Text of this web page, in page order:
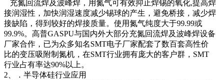
充氮回流焊及波峰焊，用氮气可有效抑止焊锡的氧化,提高焊
接润湿性，加快润湿速度减少锡球的产生，避免桥接，减少焊
接缺陷，得到较好的焊接质量。使用氮气纯度大于99.99或
99.9%。高普GASPU与国内外大部分充氮回流焊及波峰焊设备
厂家合作，已为众多知名SMT电子厂家配套了数百套高性价
比的变压吸附制氮机，在SMT行业拥有庞大的客户群，SMT
行业占有率达90%以上。
2、．半导体硅行业应用